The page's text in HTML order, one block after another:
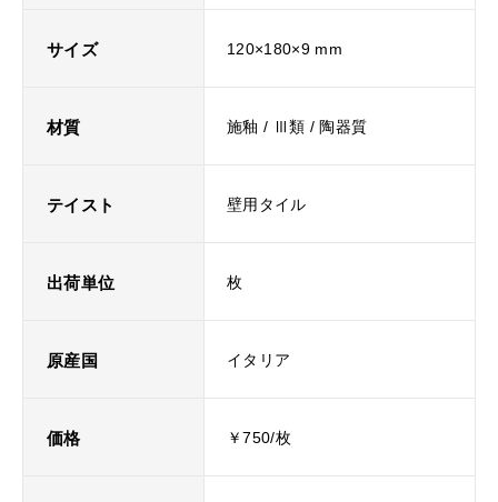
サイズ 120×180×9 mm
材質 施釉 / Ⅲ類 / 陶器質
テイスト 壁用タイル
出荷単位 枚
原産国 イタリア
価格 ￥750/枚